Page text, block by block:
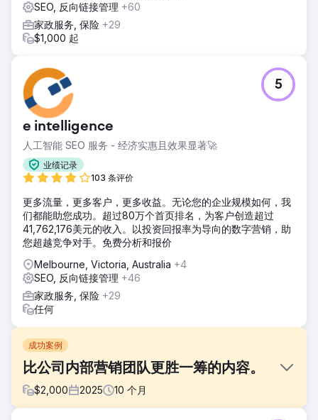
SEO, 反向链接管理 +60
家政服务, 保险 +29
$1,000 起
e intelligence
人工智能 SEO 服务 - 经济实惠且效果显著🚀
业绩记录
103 条评价
5
更多流量，更多客户，更多收益。无论您的企业规模如何，我
们都能助您成功。超过80万个首页排名，为客户创造超过
41,762,176美元的收入。以投资回报率为导向的数字营销，助
您超越竞争对手。免费分析和报价
Melbourne, Victoria, Australia +4
SEO, 反向链接管理 +46
家政服务, 保险 +29
任何
成功案例
比公司内部营销团队更胜一筹的内容。
$2,000 2025 10 个月